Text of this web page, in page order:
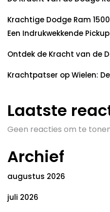
Krachtige Dodge Ram
Een Indrukwekkende
Ontdek de Kracht van de
Krachtpatser op Wielen:
Laatste
Geen reacties om te
Archief
augustus 2026
juli 2026